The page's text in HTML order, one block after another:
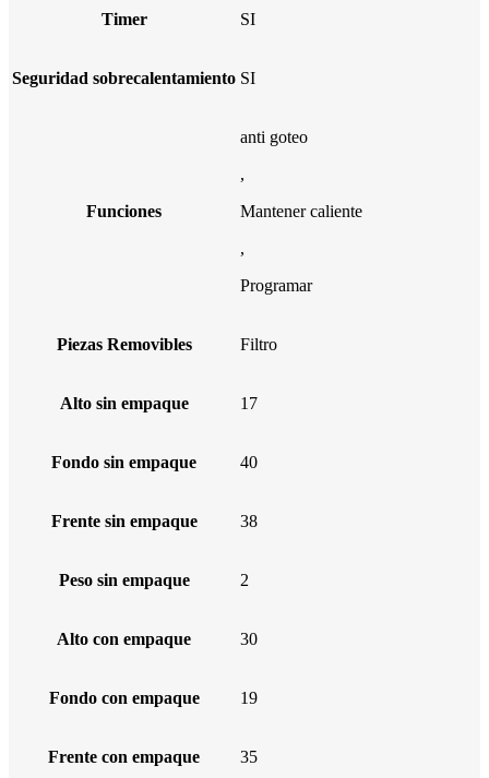
Timer SI
Seguridad sobrecalentamiento SI
Funciones
anti goteo
,
Mantener caliente
,
Programar
Piezas Removibles Filtro
Alto sin empaque 17
Fondo sin empaque 40
Frente sin empaque 38
Peso sin empaque 2
Alto con empaque 30
Fondo con empaque 19
Frente con empaque 35